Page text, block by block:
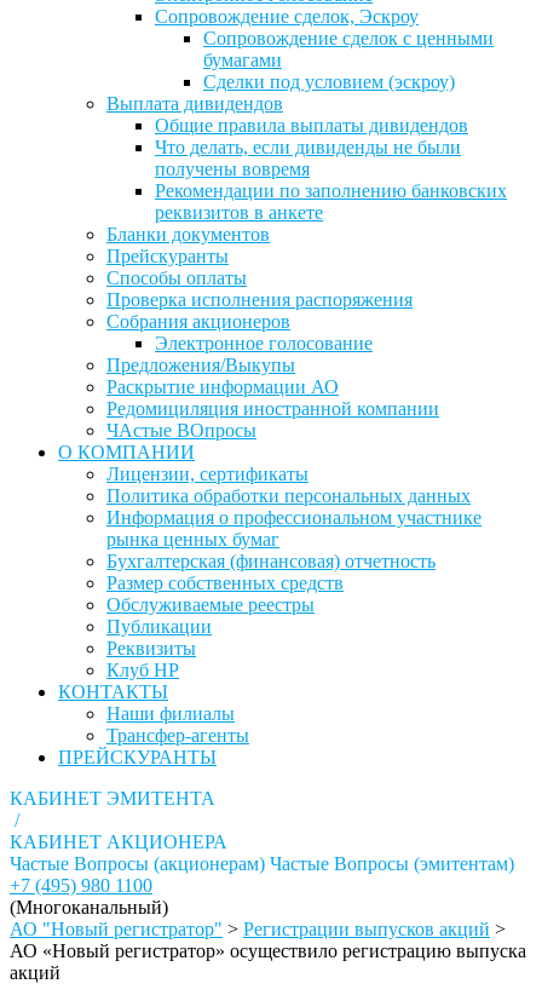
Сопровождение сделок, Эскроу
Сопровождение сделок с ценными
бумагами
Сделки под условием (эскроу)
Выплата дивидендов
Общие правила выплаты дивидендов
Что делать, если дивиденды не были
получены вовремя
Рекомендации по заполнению банковских
реквизитов в анкете
Бланки документов
Прейскуранты
Способы оплаты
Проверка исполнения распоряжения
Собрания акционеров
Электронное голосование
Предложения/Выкупы
Раскрытие информации АО
Редомициляция иностранной компании
ЧАстые ВОпросы
О КОМПАНИИ
Лицензии, сертификаты
Политика обработки персональных данных
Информация о профессиональном участнике
рынка ценных бумаг
Бухгалтерская (финансовая) отчетность
Размер собственных средств
Обслуживаемые реестры
Публикации
Реквизиты
Клуб НР
КОНТАКТЫ
Наши филиалы
Трансфер-агенты
ПРЕЙСКУРАНТЫ
КАБИНЕТ ЭМИТЕНТА
/
КАБИНЕТ АКЦИОНЕРА
Частые Вопросы (акционерам) Частые Вопросы (эмитентам)
+7 (495) 980 1100
(Многоканальный)
АО "Новый регистратор" > Регистрации выпусков акций >
АО «Новый регистратор» осуществило регистрацию выпуска
акций